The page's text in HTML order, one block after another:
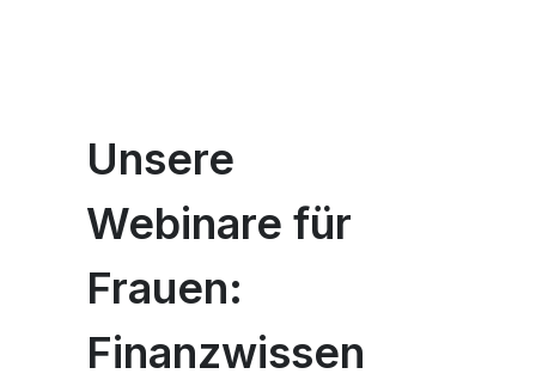
Unsere
Webinare für
Frauen:
Finanzwissen